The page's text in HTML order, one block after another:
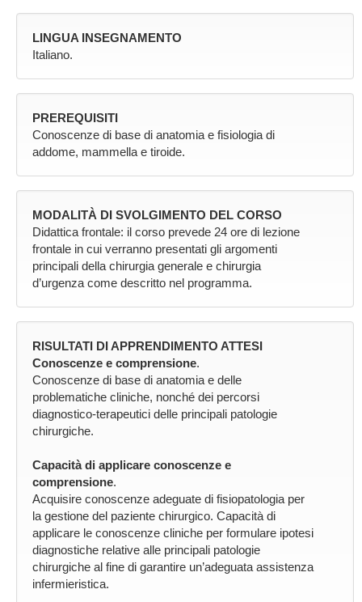
LINGUA INSEGNAMENTO
Italiano.
PREREQUISITI
Conoscenze di base di anatomia e fisiologia di
addome, mammella e tiroide.
MODALITÀ DI SVOLGIMENTO DEL CORSO
Didattica frontale: il corso prevede 24 ore di lezione
frontale in cui verranno presentati gli argomenti
principali della chirurgia generale e chirurgia
d’urgenza come descritto nel programma.
RISULTATI DI APPRENDIMENTO ATTESI
Conoscenze e comprensione.
Conoscenze di base di anatomia e delle
problematiche cliniche, nonché dei percorsi
diagnostico-terapeutici delle principali patologie
chirurgiche.
Capacità di applicare conoscenze e
comprensione.
Acquisire conoscenze adeguate di fisiopatologia per
la gestione del paziente chirurgico. Capacità di
applicare le conoscenze cliniche per formulare ipotesi
diagnostiche relative alle principali patologie
chirurgiche al fine di garantire un’adeguata assistenza
infermieristica.